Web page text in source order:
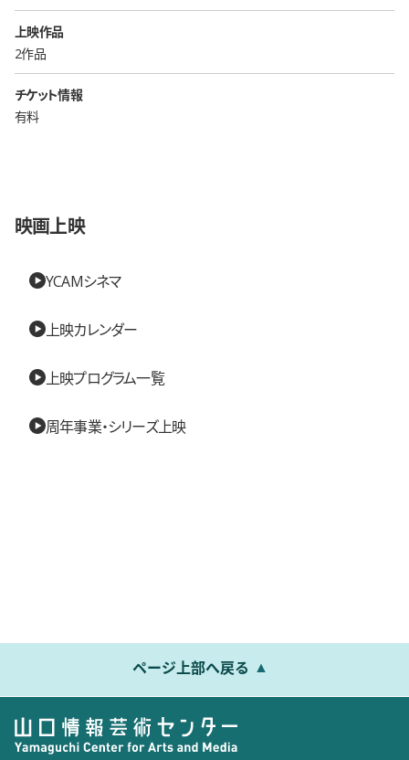
上映作品
2作品
チケット情報
有料
映画上映
YCAMシネマ
上映カレンダー
上映プログラム一覧
周年事業・シリーズ上映
ページ上部へ戻る